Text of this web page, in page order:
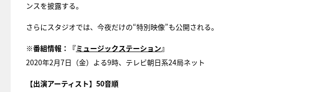
ンスを披露する。
さらにスタジオでは、今夜だけの“特別映像”も公開される。
※番組情報：『ミュージックステーション』
2020年2月7日（金）よる9時、テレビ朝日系24局ネット
【出演アーティスト】50音順